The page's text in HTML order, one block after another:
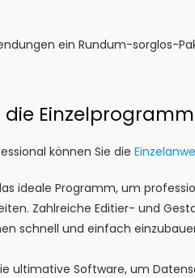
ein Rundum-sorglos-
können Sie die
ideale Programm, um
Zahlreiche Editier- und
schnell und einfach
ultimative Software, um